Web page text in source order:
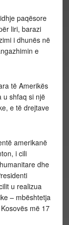
paqësore
liri, barazi
i dhunës në
e
të Amerikës
u shfaq si një
e të drejtave
amerikanë
i cili
dhe
u realizua
– mbështetja
më 17